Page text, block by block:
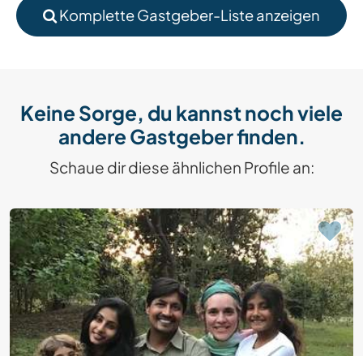
Komplette Gastgeber-Liste anzeigen
Keine Sorge, du kannst noch viele
andere Gastgeber finden.
Schaue dir diese ähnlichen Profile an: